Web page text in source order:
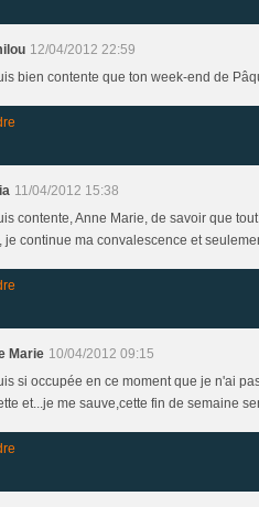
12/04/2012 22:59
bien contente que ton week-end de
11/04/2012 15:38
contente, Anne Marie, de savoir que
je continue ma convalescence et
Marie 10/04/2012 09:15
si occupée en ce moment que je n'ai
et...je me sauve,cette fin de semaine